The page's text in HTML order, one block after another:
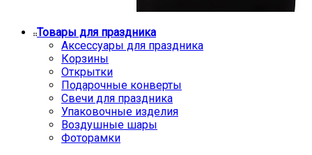
Товары для праздника
Аксессуары для праздника
Корзины
Открытки
Подарочные конверты
Свечи для праздника
Упаковочные изделия
Воздушные шары
Фоторамки